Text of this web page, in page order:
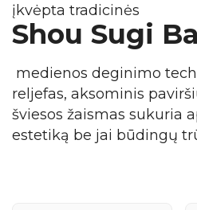
įkvėpta tradicinės
Shou Sugi
medienos deginimo
reljefas, aksominis
šviesos žaismas sukuria
estetiką be jai būdingų